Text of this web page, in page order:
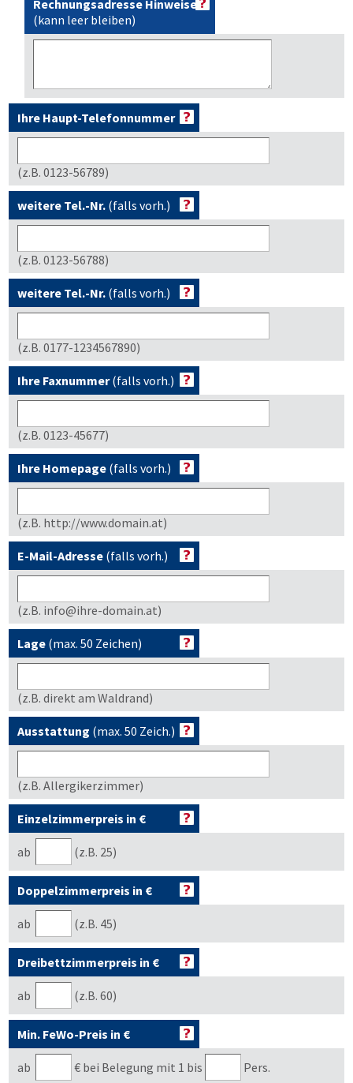
Rechnungsadresse Hinweise
(kann leer bleiben)
Ihre Haupt-Telefonnummer
(z.B. 0123-56789)
weitere Tel.-Nr. (falls vorh.)
(z.B. 0123-56788)
weitere Tel.-Nr. (falls vorh.)
(z.B. 0177-1234567890)
Ihre Faxnummer(falls vorh.)
(z.B. 0123-45677)
Ihre Homepage (falls vorh.)
(z.B. http://www.domain.at)
E-Mail-Adresse (falls vorh.)
(z.B. info@ihre-domain.at)
Lage (max. 50 Zeichen)
(z.B. direkt am Waldrand)
Ausstattung (max. 50 Zeich.)
(z.B. Allergikerzimmer)
Einzelzimmerpreis in €
ab (z.B. 25)
Doppelzimmerpreis in €
ab (z.B. 45)
Dreibettzimmerpreis in €
ab (z.B. 60)
Min. FeWo-Preis in €
ab € bei Belegung mit 1 bis
Pers.